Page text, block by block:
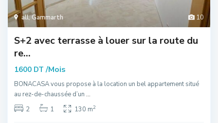
10
all,Gammarth
S+2 avec terrasse à louer sur la route du
re...
1600 DT /Mois
BONACASA vous propose à la location un bel appartement situé
au rez-de-chaussée d’un ...
2
1 130 m2